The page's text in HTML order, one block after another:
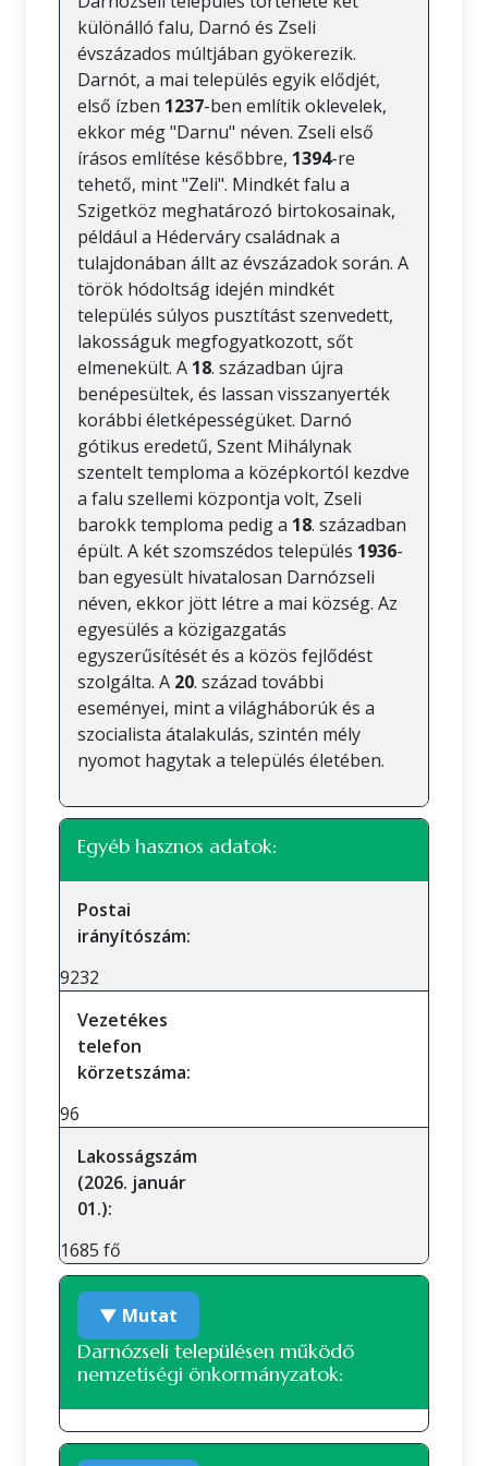
különálló falu, Darnó és Zseli
évszázados múltjában gyökerezik.
Darnót, a mai település egyik elődjét,
első ízben 1237-ben említik oklevelek,
ekkor még "Darnu" néven. Zseli első
írásos említése későbbre, 1394-re
tehető, mint "Zeli". Mindkét falu a
Szigetköz meghatározó birtokosainak,
például a Héderváry családnak a
tulajdonában állt az évszázadok során. A
török hódoltság idején mindkét
település súlyos pusztítást szenvedett,
lakosságuk megfogyatkozott, sőt
elmenekült. A 18. században újra
benépesültek, és lassan visszanyerték
korábbi életképességüket. Darnó
gótikus eredetű, Szent Mihálynak
szentelt temploma a középkortól kezdve
a falu szellemi központja volt, Zseli
barokk temploma pedig a 18. században
épült. A két szomszédos település 1936-
ban egyesült hivatalosan Darnózseli
néven, ekkor jött létre a mai község. Az
egyesülés a közigazgatás
egyszerűsítését és a közös fejlődést
szolgálta. A 20. század további
eseményei, mint a világháborúk és a
szocialista átalakulás, szintén mély
nyomot hagytak a település életében.
Egyéb hasznos adatok:
Postai
irányítószám:
9232
Vezetékes
telefon
körzetszáma:
96
Lakosságszám
(2026. január
01.):
1685 fő
▼ Mutat
Darnózseli településen működő
nemzetiségi önkormányzatok:
A településen jelenleg nem működik